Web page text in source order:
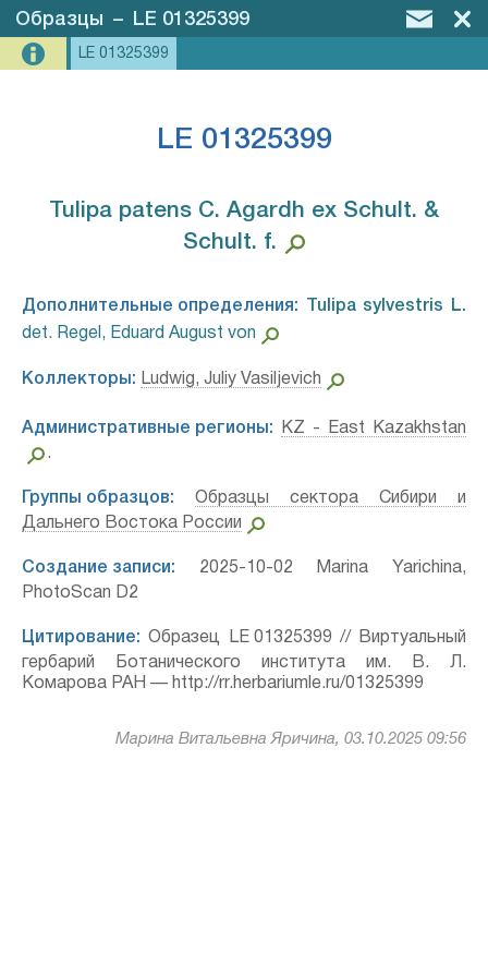
Образцы – LE 01325399
LE 01325399
LE 01325399
Tulipa patens C. Agardh ex Schult. &
Schult. f.⁣
Дополнительные определения:
Tulipa sylvestris L.⁣
det. Regel, Eduard August von
Коллекторы: Ludwig, Juliy Vasiljevich
Административные регионы:
KZ - East Kazakhstan
.
Группы образцов:
Образцы сектора Сибири и
Дальнего Востока России
Создание записи: 2025-10-02 Marina Yarichina,
PhotoScan D2
Цитирование: Образец LE 01325399 // Виртуальный
гербарий Ботанического института им. В. Л.
Комарова РАН — http://rr.herbariumle.ru/01325399
Марина Витальевна Яричина, 03.10.2025 09:56